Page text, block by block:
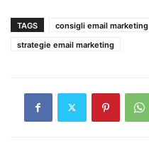
TAGS consigli email marketing
strategie email marketing